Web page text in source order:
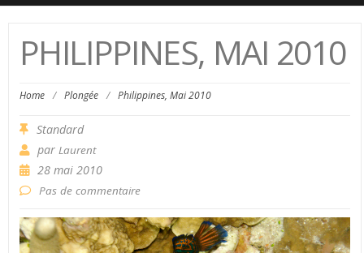
PHILIPPINES, MAI 2010
Home / Plongée / Philippines, Mai 2010
Standard
par Laurent
28 mai 2010
Pas de commentaire